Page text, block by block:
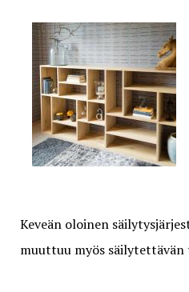
Keveän oloinen
muuttuu myös säilytettävän